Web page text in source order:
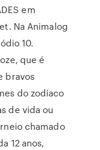
em
Na Animalog
10.
que é
bravos
do zodíaco
de vida ou
chamado
12 anos,